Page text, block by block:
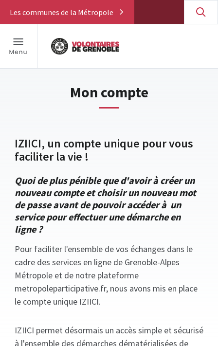
Les communes de la Métropole
Mon compte
IZIICI, un compte unique pour vous
faciliter la vie !
Quoi de plus pénible que d'avoir à créer un
nouveau compte et choisir un nouveau mot
de passe avant de pouvoir accéder à un
service pour effectuer une démarche en
ligne ?
Pour faciliter l'ensemble de vos échanges dans le
cadre des services en ligne de Grenoble-Alpes
Métropole et de notre plateforme
metropoleparticipative.fr, nous avons mis en place
le compte unique IZIICI.
IZIICI permet désormais un accès simple et sécurisé
à l'ensemble des démarches dématérialisées de